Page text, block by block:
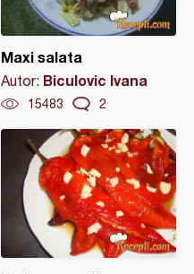
Maxi salata
Autor: Biculovic Ivana
15483 2